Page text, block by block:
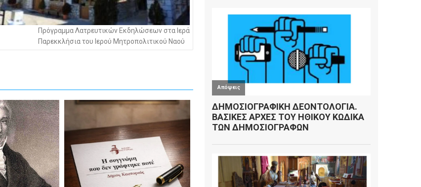
Πρόγραμμα Λατρευτικών Εκδηλώσεων στα Ιερά
Παρεκκλήσια του Ιερού Μητροπολιτικού Ναού